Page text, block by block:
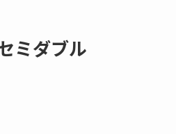
ミダブル